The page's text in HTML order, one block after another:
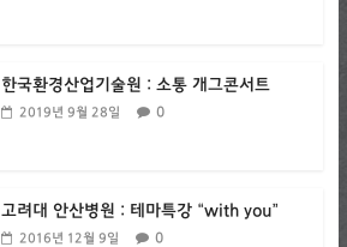
한국환경산업기술원 : 소통 개그콘서트
2019년 9월 28일 0
고려대 안산병원 : 테마특강 “with you”
2016년 12월 9일 0